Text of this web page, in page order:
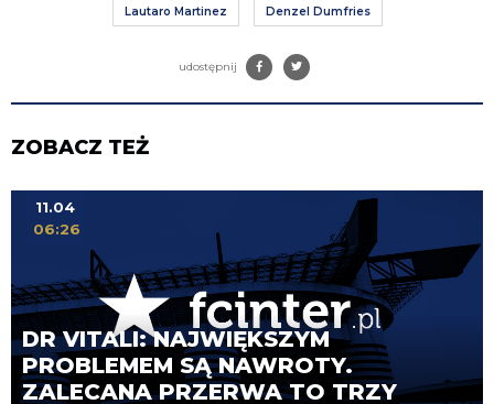
Lautaro Martinez Denzel Dumfries
udostępnij
ZOBACZ TEŻ
DR VITALI: NAJWIĘKSZYM
PROBLEMEM SĄ NAWROTY.
ZALECANA PRZERWA TO TRZY
11.04
06:26